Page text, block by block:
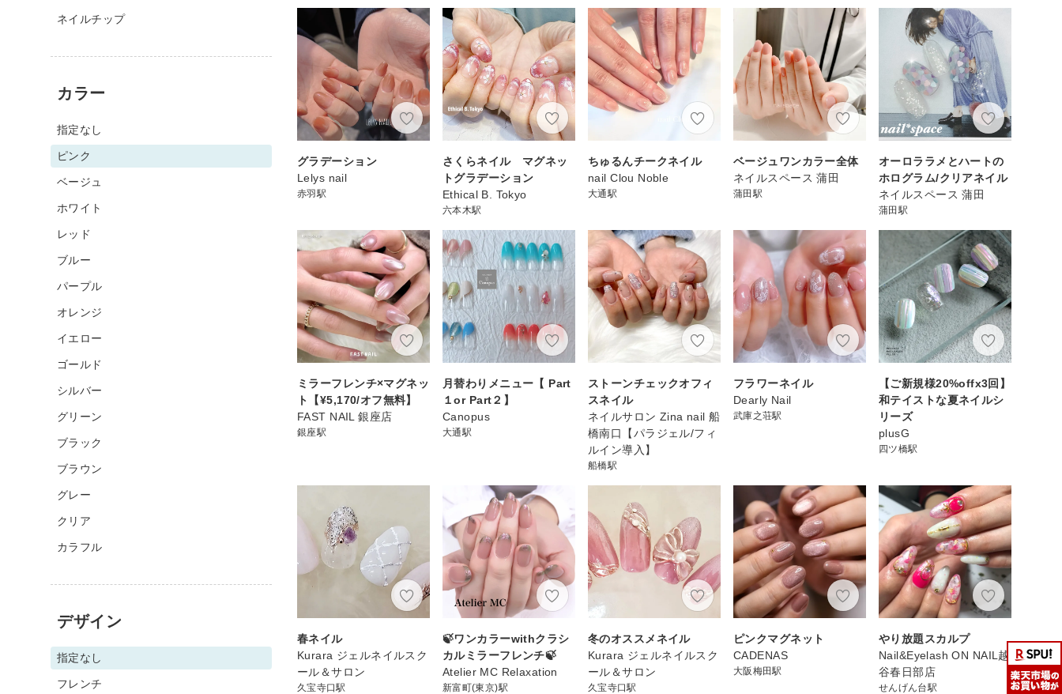
グラデーション
Lelys nail
赤羽駅
さくらネイル マグネッ
トグラデーション
Ethical B. Tokyo
六本木駅
ちゅるんチークネイル
nail Clou Noble
大通駅
ベージュワンカラー全体
ネイルスペース 蒲田
蒲田駅
オーロララメとハートの
ホログラム/クリアネイル
ネイルスペース 蒲田
蒲田駅
ミラーフレンチ×マグネッ
ト【¥5,170/オフ無料】
FAST NAIL 銀座店
銀座駅
月替わりメニュー【 Part
１or Part２】
Canopus
大通駅
ストーンチェックオフィ
スネイル
ネイルサロン Zina nail 船
橋南口【パラジェル/フィ
ルイン導入】
船橋駅
フラワーネイル
Dearly Nail
武庫之荘駅
【ご新規様20%offx3回】
和テイストな夏ネイルシ
リーズ
plusG
四ツ橋駅
春ネイル
Kurara ジェルネイルスク
ール＆サロン
久宝寺口駅
🍃ワンカラーwithクラシ
カルミラーフレンチ🍃
Atelier MC Relaxation
新富町(東京)駅
冬のオススメネイル
Kurara ジェルネイルスク
ール＆サロン
久宝寺口駅
ピンクマグネット
CADENAS
大阪梅田駅
やり放題スカルプ
Nail&Eyelash ON NAIL越
谷春日部店
せんげん台駅
ネイルチップ
カラー
指定なし
ピンク
ベージュ
ホワイト
レッド
ブルー
パープル
オレンジ
イエロー
ゴールド
シルバー
グリーン
ブラック
ブラウン
グレー
クリア
カラフル
デザイン
指定なし
フレンチ